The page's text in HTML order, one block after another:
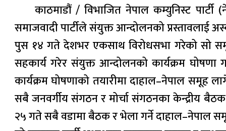
काठमाडौं / विभाजित नेपाल कम्युनिस्ट
समाजवादी पार्टीले संयुक्त आन्दोलनको प्रस्तावलाई
पुस १४ गते देशभर एकसाथ विरोधसभा गरेको सो
सहकार्य गरेर संयुक्त आन्दोलनको कार्यक्रम
कार्यक्रम घोषणाको तयारीमा दाहाल–नेपाल समूह
सबै जनवर्गीय संगठन र मोर्चा संगठनका केन्द्रीय
२५ गते सबै वडामा बैठक र भेला गर्ने दाहाल–नेपाल